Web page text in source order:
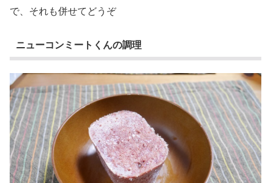
で、それも併せてどうぞ
ニューコンミートくんの調理